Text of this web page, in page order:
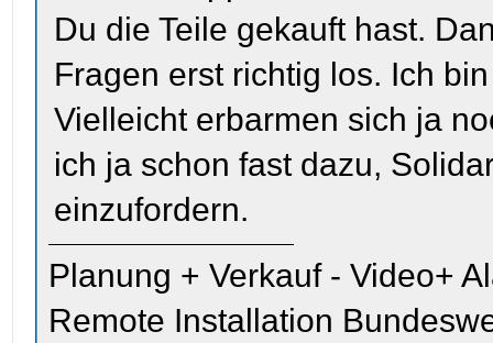
Du die Teile gekauft hast.
Fragen erst richtig los. Ich
Vielleicht erbarmen sich ja
ich ja schon fast dazu,
einzufordern.
Planung + Verkauf - Video+
Remote Installation